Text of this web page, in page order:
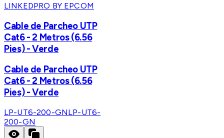
LINKEDPRO BY EPCOM
Cable de Parcheo UTP
Cat6 - 2 Metros (6.56
Pies) - Verde
Cable de Parcheo UTP
Cat6 - 2 Metros (6.56
Pies) - Verde
LP-UT6-200-GNLP-UT6-
200-GN